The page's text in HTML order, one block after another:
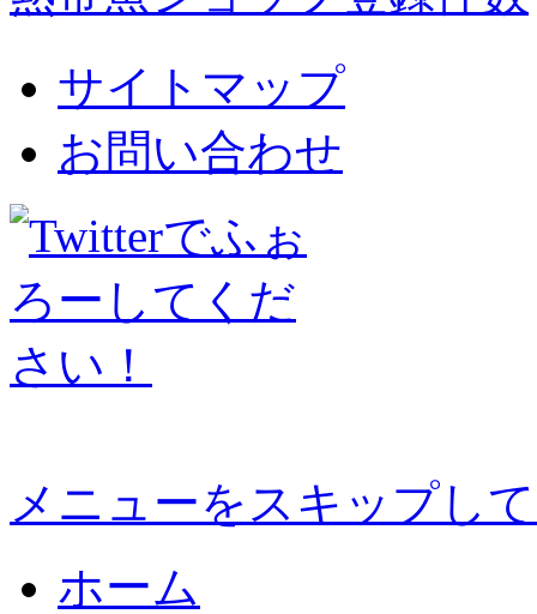
サイトマップ
お問い合わせ
メニューをスキップし
ホーム